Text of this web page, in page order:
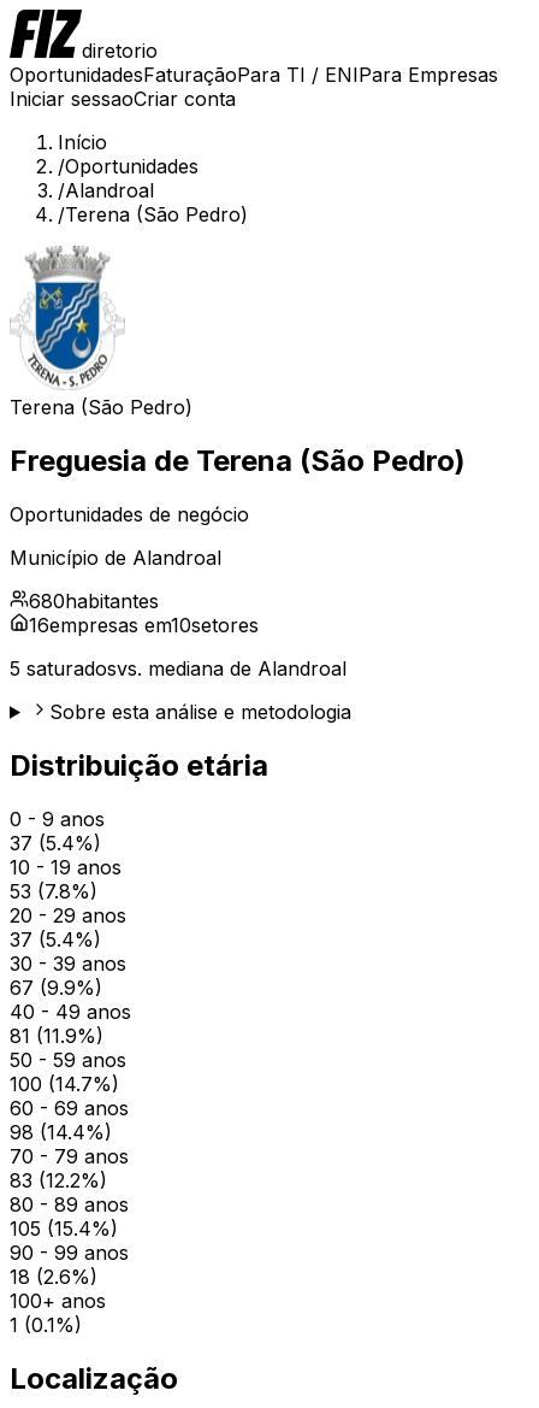
diretorio
OportunidadesFaturaçãoPara TI / ENIPara Empresas
Iniciar sessaoCriar conta
Início
/Oportunidades
/Alandroal
/Terena (São Pedro)
Terena (São Pedro)
Freguesia de Terena (São Pedro)
Oportunidades de negócio
Município de Alandroal
680habitantes
16empresas em10setores
5 saturadosvs. mediana de Alandroal
Sobre esta análise e metodologia
Distribuição etária
0 - 9 anos
37 (5.4%)
10 - 19 anos
53 (7.8%)
20 - 29 anos
37 (5.4%)
30 - 39 anos
67 (9.9%)
40 - 49 anos
81 (11.9%)
50 - 59 anos
100 (14.7%)
60 - 69 anos
98 (14.4%)
70 - 79 anos
83 (12.2%)
80 - 89 anos
105 (15.4%)
90 - 99 anos
18 (2.6%)
100+ anos
1 (0.1%)
Localização